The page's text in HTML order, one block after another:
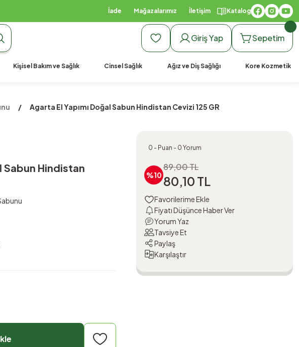
Kargo
İade Mağazalarımız İletişim Katalog
Giriş Yap Sepetim
Kişisel Bakım ve Sağlık Cinsel Sağlık Ağız ve Diş Sağlığı Kore Kozmetik
Agarta El Yapımı Doğal Sabun Hindistan Cevizi 125 GR
Sabun Hindistan
0 - Puan - 0 Yorum
%10
89,00 TL
80,10 TL
Fiyatı Düşünce Haber Ver
Yorum Yaz
Tavsiye Et
Paylaş
Karşılaştır